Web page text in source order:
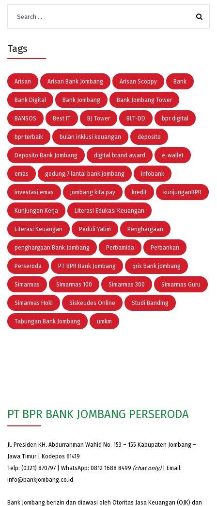
for:
Tags
Arisan Arisan Bank Jombang Arisan Scoppy Bank
Bank Digital Bank Jombang Bank Jombang Tower
BANSOS Best IT BJ Tower BLT-DD bpr digital
bpr terbaik bulan inklusi keuangan deposito
Deposito Bank Jombang digital brand award e-wallet
emas gedung 7 lantai bank jombang infobank
investasi emas jombang kita pay kredit kunjunganBPR
Kunjungan Kerja Literasi Edukasi Keuangan
Literasi Keuangan Peduli Yatim Penghargaan
penghargaan Bank Jombang Perbamida Perbankan
Perseroda PT BPR Bank Jombang qris bank jombang
Simarmas Simarmas 100 Simarmas 300 Simarmas Guru
Simarmas Hoki Siskeudes Online Studi Banding
Tabungan Bank Jombang umkm
PT BPR BANK JOMBANG PERSERODA
Jl. Presiden KH. Abdurrahman Wahid No. 153 – 155 Kabupaten Jombang –
Jawa Timur | Kodepos 61419
Telp: (0321) 870797 | WhatsApp: 0812 1688 8499 (chat only)| Email:
info@bankjombang.co.id
Bank Jombang berizin dan diawasi oleh Otoritas Jasa Keuangan (OJK) dan